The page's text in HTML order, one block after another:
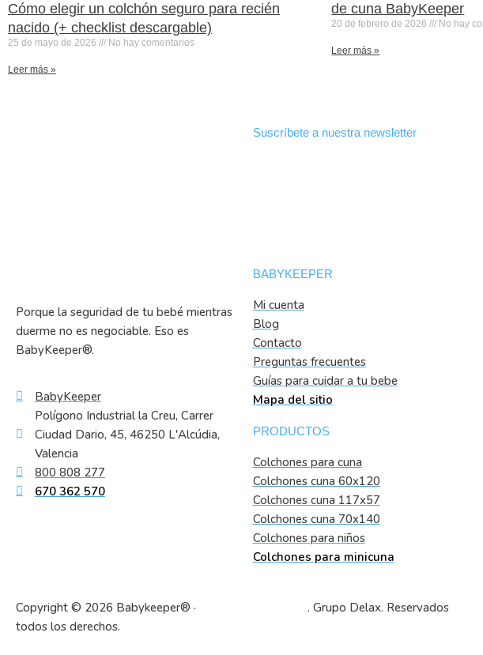
Cómo elegir un colchón seguro para recién
nacido (+ checklist descargable)
25 de mayo de 2026 No hay comentarios
Leer más »
de cuna BabyKeeper
20 de febrero de 2026 No hay
Leer más »
Suscríbete a nuestra newsletter
Porque la seguridad de tu bebé mientras
duerme no es negociable. Eso es
BabyKeeper®.
BabyKeeper
Polígono Industrial la Creu, Carrer
Ciudad Dario, 45, 46250 L'Alcúdia,
Valencia
800 808 277
670 362 570
BABYKEEPER
Mi cuenta
Blog
Contacto
Preguntas frecuentes
Guías para cuidar a tu bebe
Mapa del sitio
PRODUCTOS
Colchones para cuna
Colchones cuna 60x120
Colchones cuna 117x57
Colchones cuna 70x140
Colchones para niños
Colchones para minicuna
Copyright © 2026 Babykeeper® ·
. Grupo Delax. Reservados
todos los derechos.